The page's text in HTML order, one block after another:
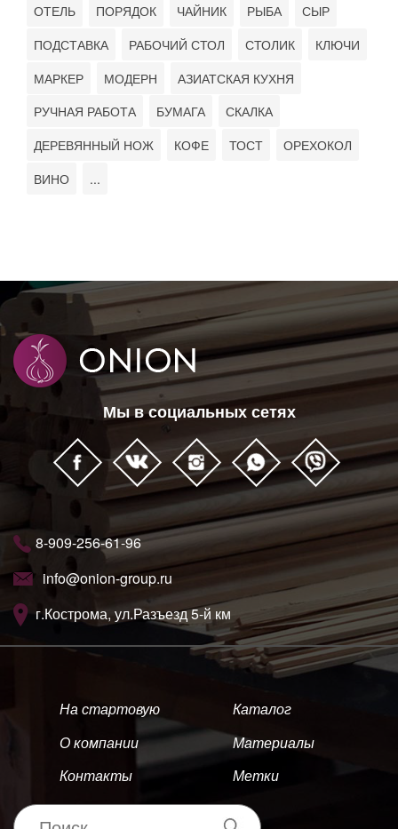
ОТЕЛЬ ПОРЯДОК ЧАЙНИК РЫБА
СЫР
ПОДСТАВКА
РАБОЧИЙ СТОЛ СТОЛИК
КЛЮЧИ
МАРКЕР
МОДЕРН
АЗИАТСКАЯ КУХНЯ
РУЧНАЯ РАБОТА
БУМАГА
СКАЛКА
ДЕРЕВЯННЫЙ НОЖ
КОФЕ ТОСТ
ОРЕХОКОЛ
ВИНО
...
Мы в социальных сетях
8-909-256-61-96
info@onion-group.ru
г.Кострома, ул.Разъезд 5-й км
На стартовую
О компании
Контакты
Каталог
Материалы
Метки